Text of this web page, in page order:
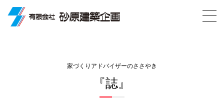
家づくりアドバイザーのささやき
『誌』